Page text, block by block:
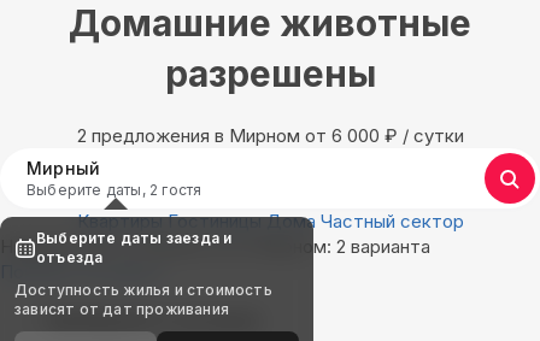
Домашние животные
разрешены
2 предложения в Мирном oт 6 000 ₽ / сутки
Мирный
Выберите даты, 2 гостя
Квартиры Гостиницы Дома Частный сектор
Найдём, где остановиться в Мирном: 2 варианта
Показать на карте
Выбирайте лучшее
Выберите даты заезда и
отъезда
Доступность жилья и стоимость
зависят от дат проживания